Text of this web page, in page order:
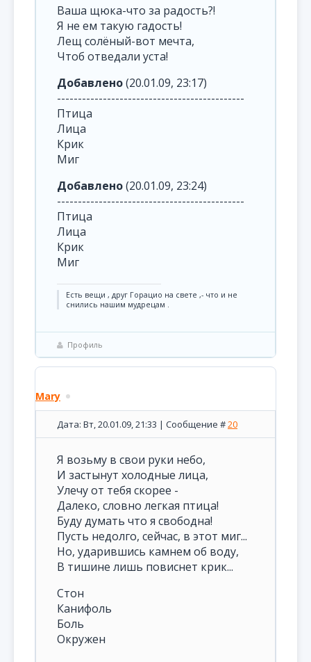
Ваша щюка-что за радость?!
Я не ем такую гадость!
Лещ солёный-вот мечта,
Чтоб отведали уста!
Добавлено(20.01.09, 23:17)
---------------------------------------------
Птица
Лица
Крик
Миг
Добавлено(20.01.09, 23:24)
---------------------------------------------
Птица
Лица
Крик
Миг
Есть вещи , друг Горацио на свете ,- что и не
снились нашим мудрецам .
Профиль
Mary
Дата: Вт, 20.01.09, 21:33 | Сообщение #20
Я возьму в свои руки небо,
И застынут холодные лица,
Улечу от тебя скорее -
Далеко, словно легкая птица!
Буду думать что я свободна!
Пусть недолго, сейчас, в этот миг...
Но, ударившись камнем об воду,
В тишине лишь повиснет крик...
Стон
Канифоль
Боль
Окружен